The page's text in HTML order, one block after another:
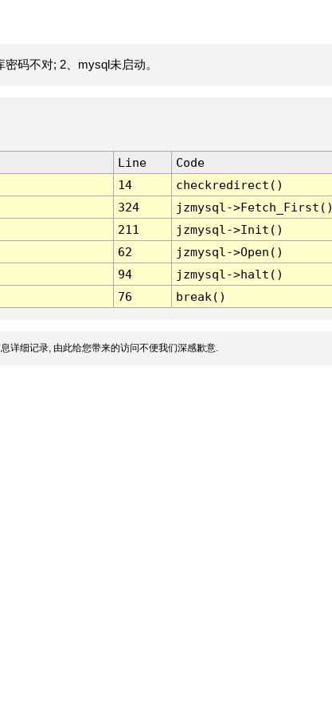
码不对; 2、mysql未启动。
Line
Code
14
checkredirect()
324
jzmysql-
211
jzmysql->Init()
62
jzmysql->Open()
94
jzmysql->halt()
76 break()
详细记录, 由此给您带来的访问不便我们深感歉意.